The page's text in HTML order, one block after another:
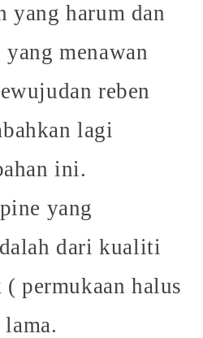
yang harum dan
menawan
reben
lagi
ini.
yang
dari kualiti
permukaan halus